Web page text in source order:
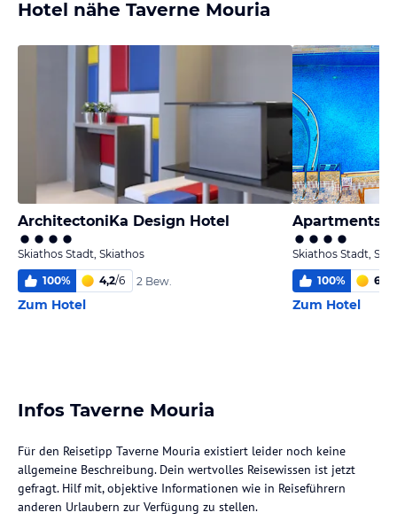
Hotel nähe Taverne Mouria
ArchitectoniKa Design Hotel
Skiathos Stadt, Skiathos
100% 4,2/6 2 Bew.
Zum Hotel
Apartments
Skiathos Stadt,
100% 6,0
Zum Hotel
Infos Taverne Mouria
Für den Reisetipp Taverne Mouria existiert leider noch keine
allgemeine Beschreibung. Dein wertvolles Reisewissen ist jetzt
gefragt. Hilf mit, objektive Informationen wie in Reiseführern
anderen Urlaubern zur Verfügung zu stellen.